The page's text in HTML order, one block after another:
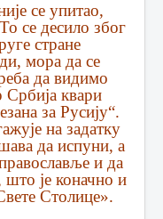
се упитао,
се десило због
стране
мора да се
да видимо
Србија квари
за Русију“.
на задатку
да испуни, а
и да
што је коначно и
Столице».